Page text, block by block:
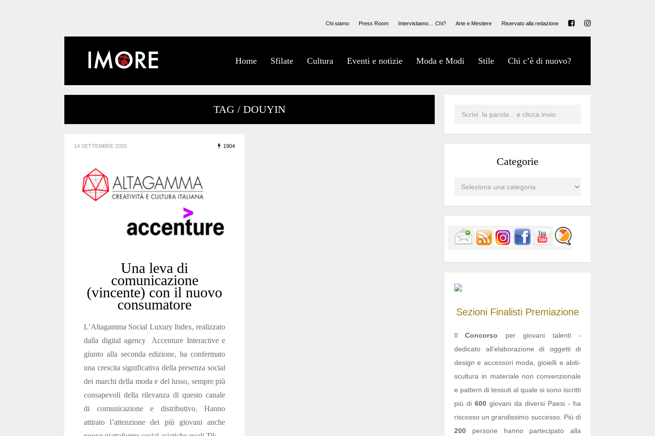
Chi siamo Press Room Intervistiamo… Chi? Arte e Mestiere Riservato alla redazione
Home Sfilate Cultura Eventi e notizie Moda e Modi Stile Chi c’è di nuovo?
TAG / DOUYIN
14 SETTEMBRE 2020 1904
Una leva di
comunicazione
(vincente) con il nuovo
consumatore
L’Altagamma Social Luxury Index, realizzato
dalla digital agency Accenture Interactive e
giunto alla seconda edizione, ha confermato
una crescita significativa della presenza social
dei marchi della moda e del lusso, sempre più
consapevoli della rilevanza di questo canale
di comunicazione e distributivo. Hanno
attirato l’attenzione dei più giovani anche
Categorie
Sezioni Finalisti Premiazione
IlConcorso per giovani talenti -
dedicato all’elaborazione di oggetti di
design e accessori moda, gioielli e abiti-
scultura in materiale non convenzionale
e pattern di tessuti al quale si sono iscritti
più di 600 giovani da diversi Paesi - ha
riscosso un grandissimo successo. Più di
200 persone hanno partecipato alla